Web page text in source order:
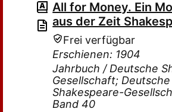
All for Money. Ein
aus der Zeit
Frei verfügbar
Erschienen: 1904
Jahrbuch / Deutsche
Gesellschaft; Deutsche
Shakespeare-
Band 40